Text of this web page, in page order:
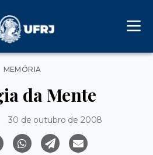
Categorias
MEMÓRIA
da Mente
30 de outubro de 2008